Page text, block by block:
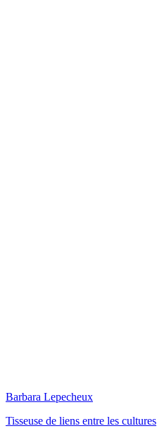
Barbara Lepecheux
Tisseuse de liens entre les cultures